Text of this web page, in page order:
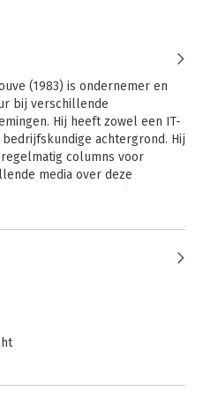
(1983) is ondernemer en
bij verschillende
Hij heeft zowel een IT-
achtergrond. Hij
columns voor
media over deze
boeken geschreven over